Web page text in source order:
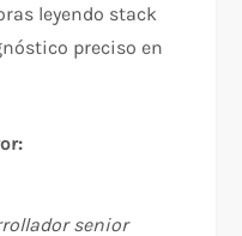
leyendo stack
preciso en
senior